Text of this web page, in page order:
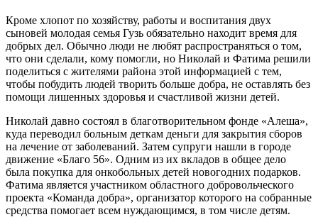
Кроме хлопот по хозяйству, работы и воспитания двух
сыновей молодая семья Гузь обязательно находит время для
добрых дел. Обычно люди не любят распространяться о том,
что они сделали, кому помогли, но Николай и Фатима решили
поделиться с жителями района этой информацией с тем,
чтобы побудить людей творить больше добра, не оставлять без
помощи лишенных здоровья и счастливой жизни детей.
Николай давно состоял в благотворительном фонде «Алеша»,
куда переводил больным деткам деньги для закрытия сборов
на лечение от заболеваний. Затем супруги нашли в городе
движение «Благо 56». Одним из их вкладов в общее дело
была покупка для онкобольных детей новогодних подарков.
Фатима является участником областного добровольческого
проекта «Команда добра», организатор которого на собранные
средства помогает всем нуждающимся, в том числе детям.